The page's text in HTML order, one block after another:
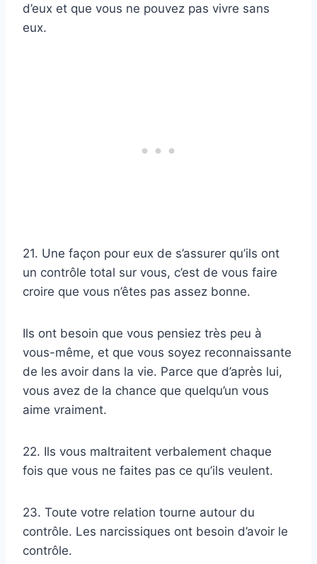
d’eux et que vous ne pouvez pas vivre sans
eux.
21. Une façon pour eux de s’assurer qu’ils ont
un contrôle total sur vous, c’est de vous faire
croire que vous n’êtes pas assez bonne.
Ils ont besoin que vous pensiez très peu à
vous-même, et que vous soyez reconnaissante
de les avoir dans la vie. Parce que d’après lui,
vous avez de la chance que quelqu’un vous
aime vraiment.
22. Ils vous maltraitent verbalement chaque
fois que vous ne faites pas ce qu’ils veulent.
23. Toute votre relation tourne autour du
contrôle. Les narcissiques ont besoin d’avoir le
contrôle.